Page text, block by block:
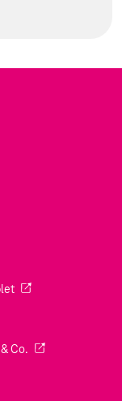
Tab geöffnet)
geöffnet)
(Wird in einem
geöffnet)
Co. (Wird in einem